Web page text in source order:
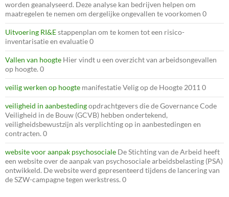
worden geanalyseerd. Deze analyse kan bedrijven helpen om
maatregelen te nemen om dergelijke ongevallen te voorkomen 0
Uitvoering RI&Estappenplan om te komen tot een risico-
inventarisatie en evaluatie 0
Vallen van hoogte Hier vindt u een overzicht van arbeidsongevallen
op hoogte. 0
veilig werken op hoogte manifestatie Velig op de Hoogte 2011 0
veiligheid in aanbestedingopdrachtgevers die de Governance Code
Veiligheid in de Bouw (GCVB) hebben ondertekend,
veiligheidsbewustzijn als verplichting op in aanbestedingen en
contracten. 0
website voor aanpak psychosociale De Stichting van de Arbeid heeft
een website over de aanpak van psychosociale arbeidsbelasting (PSA)
ontwikkeld. De website werd gepresenteerd tijdens de lancering van
de SZW-campagne tegen werkstress. 0